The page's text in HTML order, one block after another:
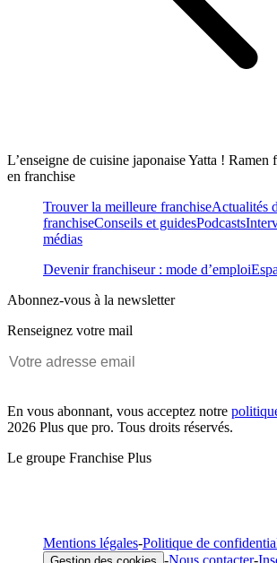
L’enseigne de cuisine japonaise Yatta ! Ramen
en franchise
Trouver la meilleure franchiseActualités
franchiseConseils et guidesPodcasts
médias
Devenir franchiseur : mode d’emploi
Abonnez-vous à la newsletter
Renseignez votre mail
En vous abonnant, vous acceptez notre
2026 Plus que pro. Tous droits réservés.
Le groupe Franchise Plus
Mentions légales-Politique de
-Nous contacter-